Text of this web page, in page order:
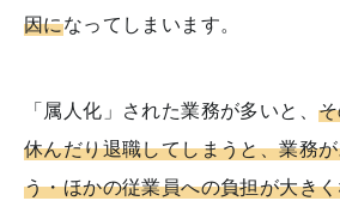
因になってしまいます。
「属人化」された業務が多いと、
休んだり退職してしまうと、業務
う・ほかの従業員への負担が大き